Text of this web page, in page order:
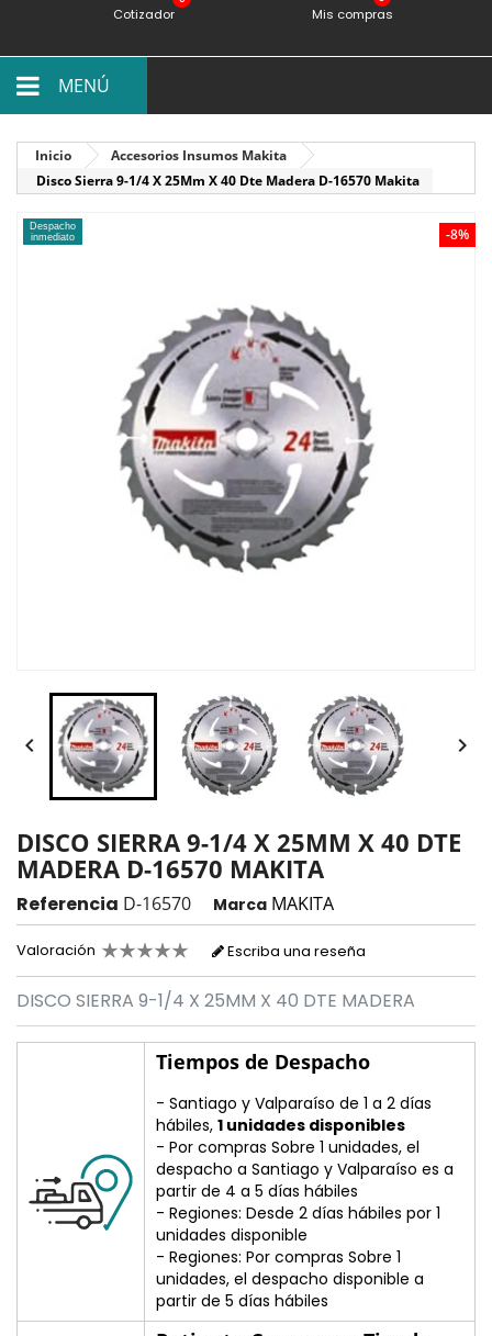
Cotizador Mis compras
MENÚ
Inicio
Accesorios Insumos Makita
Disco Sierra 9-1/4 X 25Mm X 40 Dte Madera D-16570 Makita
-8%
Despacho
inmediato
 
DISCO SIERRA 9-1/4 X 25MM X 40 DTE
MADERA D-16570 MAKITA
Referencia D-16570 Marca MAKITA
Valoración Escriba una reseña
DISCO SIERRA 9-1/4 X 25MM X 40 DTE MADERA
Tiempos de Despacho
- Santiago y Valparaíso de 1 a 2 días
hábiles, 1 unidades disponibles
- Por compras Sobre 1 unidades, el
despacho a Santiago y Valparaíso es a
partir de 4 a 5 días hábiles
- Regiones: Desde 2 días hábiles por 1
unidades disponible
- Regiones: Por compras Sobre 1
unidades, el despacho disponible a
partir de 5 días hábiles